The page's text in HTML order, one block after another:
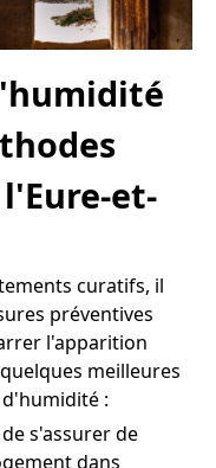
et-
curatifs, il
préventives
l'apparition
meilleures
:
s'assurer de
dans